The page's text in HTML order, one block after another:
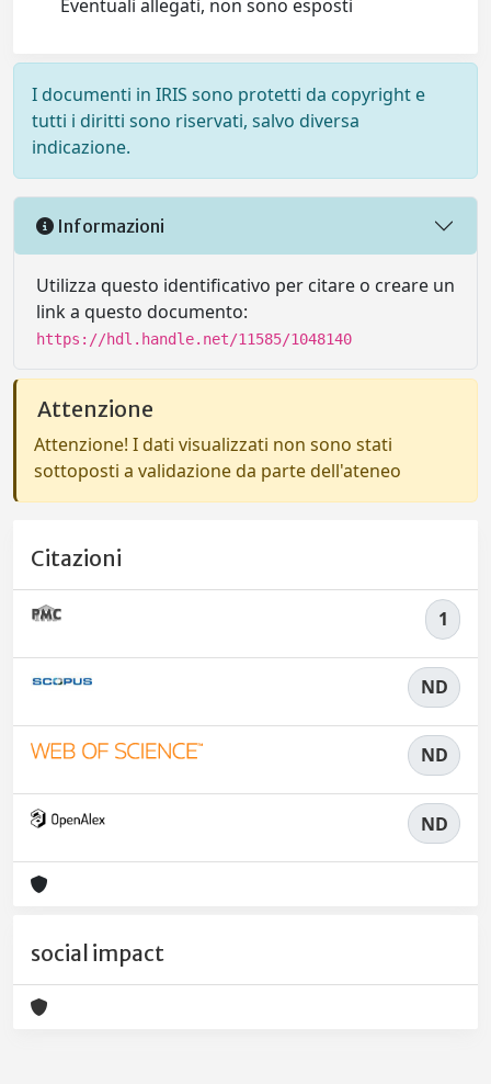
Eventuali allegati, non sono esposti
I documenti in IRIS sono protetti da copyright e
tutti i diritti sono riservati, salvo diversa
indicazione.
Informazioni
Utilizza questo identificativo per citare o creare un
link a questo documento:
https://hdl.handle.net/11585/1048140
Attenzione
Attenzione! I dati visualizzati non sono stati
sottoposti a validazione da parte dell'ateneo
Citazioni
1
ND
ND
ND
social impact